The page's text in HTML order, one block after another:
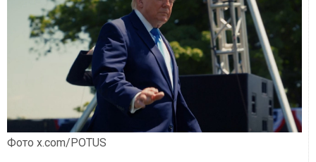
Фото x.com/POTUS